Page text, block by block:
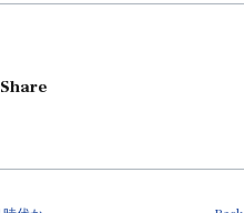
Share